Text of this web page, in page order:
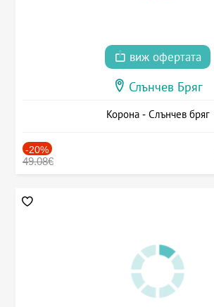
виж офертата
Слънчев Бряг
Корона - Слънчев бряг
-20%
49.08€